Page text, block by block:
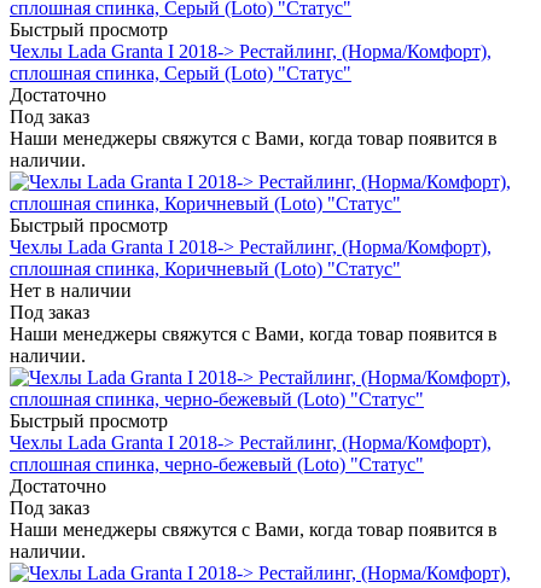
Быстрый просмотр
Чехлы Lada Granta I 2018-> Рестайлинг, (Норма/Комфорт),
сплошная спинка, Серый (Loto) "Статус"
Достаточно
Под заказ
Наши менеджеры свяжутся с Вами, когда товар появится в
наличии.
Быстрый просмотр
Чехлы Lada Granta I 2018-> Рестайлинг, (Норма/Комфорт),
сплошная спинка, Коричневый (Loto) "Статус"
Нет в наличии
Под заказ
Наши менеджеры свяжутся с Вами, когда товар появится в
наличии.
Быстрый просмотр
Чехлы Lada Granta I 2018-> Рестайлинг, (Норма/Комфорт),
сплошная спинка, черно-бежевый (Loto) "Статус"
Достаточно
Под заказ
Наши менеджеры свяжутся с Вами, когда товар появится в
наличии.